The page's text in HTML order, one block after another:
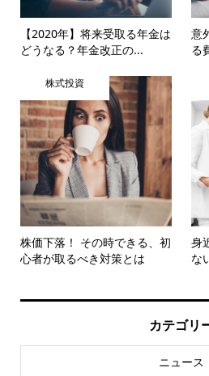
【2020年】将来受取る年金は
どうなる？年金改正の...
意
る
株式投資
株価下落！ その時できる、初
心者が取るべき対策とは
身
な
カテゴリ
ニュース